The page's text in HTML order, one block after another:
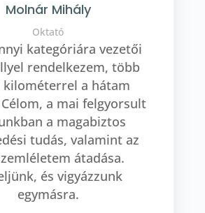
Molnár Mihály
Oktató
kategóriára vezetői
rendelkezem, több
a hátam
a mai felgyorsult
a magabiztos
tudás, valamint az
átadása.
és vigyázzunk
egymásra.